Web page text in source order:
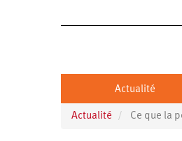
Actualité
Actualité
Actualité Ce que la